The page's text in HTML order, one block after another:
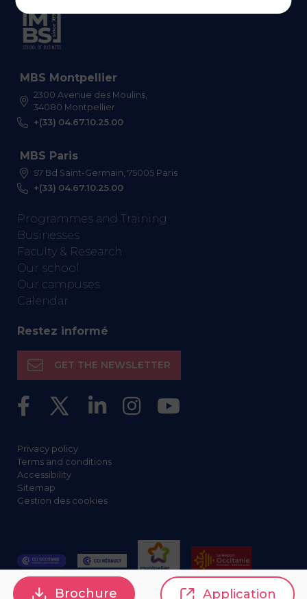
MBS Montpellier
2300 Avenue des Moulins,
34080 Montpellier
+(33) 04.67.10.25.00
MBS Paris
57 Bd Saint-Germain, 75005 Paris
+(33) 04.67.10.25.00
Programmes and Training
Businesses
Faculty & Research
Our school
Our campuses
Calendar
Restez informé
GET THE NEWSLETTER
Privacy policy
Terms and conditions
Accessibility
Sitemap
Gestion des cookies
Brochure Application